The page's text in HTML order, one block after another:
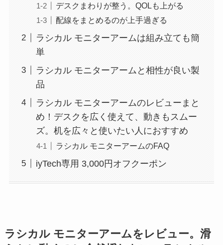
デスクまわりが整う。QOLも上がる
配線をまとめるのが上手過ぎる
ラシカル モニターアームは組み立ても簡
単
ラシカル モニターアームと相性が良い製
品
ラシカル モニターアームのレビューまと
め！デスクを広く使えて、動きもスムー
ズ。机を広々と使いたい人におすすめ
ラシカル モニターアームのFAQ
iyTech専用 3,000円オフクーポン
ラシカル モニターアームをレビュー。滑